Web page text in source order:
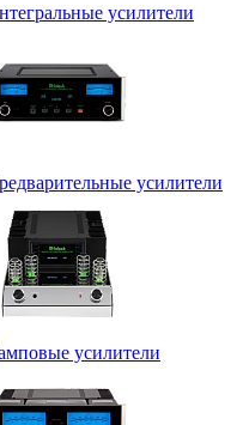
усилители
усилители
усилители